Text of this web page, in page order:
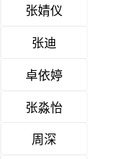
张婧仪
张迪
卓依婷
张淼怡
周深